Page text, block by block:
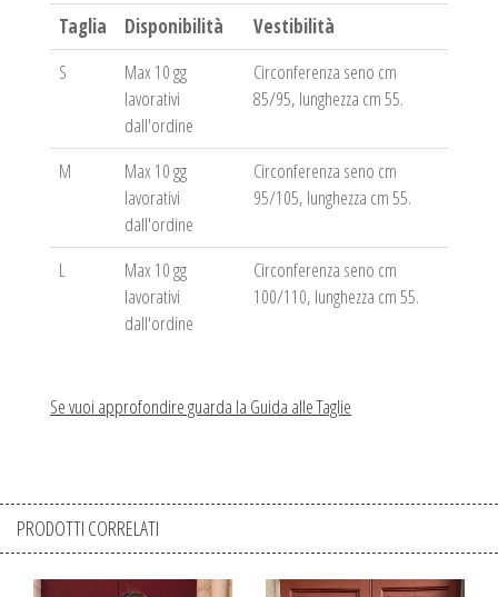
Taglia Disponibilità
Vestibilità
S
Max 10 gg
lavorativi
dall'ordine
Circonferenza seno cm
85/95, lunghezza cm 55.
M
Max 10 gg
lavorativi
dall'ordine
Circonferenza seno cm
95/105, lunghezza cm 55.
L
Max 10 gg
lavorativi
dall'ordine
Circonferenza seno cm
100/110, lunghezza cm 55.
Se vuoi approfondire guarda la Guida alle Taglie
PRODOTTI CORRELATI